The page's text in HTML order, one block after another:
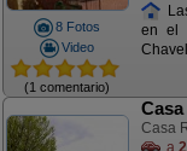
8 Fotos
Video
(1 comentario)
en el
Casa
a